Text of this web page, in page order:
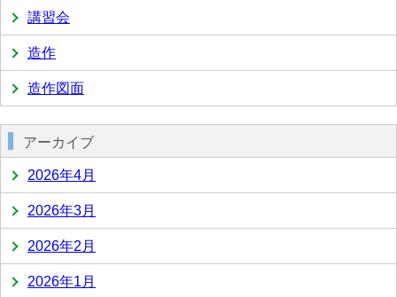
講習会
造作
造作図面
アーカイブ
2026年4月
2026年3月
2026年2月
2026年1月